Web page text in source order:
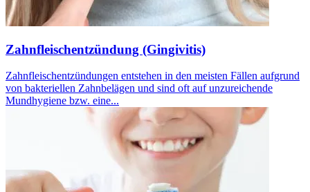
Zahnfleischentzündung (Gingivitis)
Zahnfleischentzündungen entstehen in den meisten Fällen aufgrund
von bakteriellen Zahnbelägen und sind oft auf unzureichende
Mundhygiene bzw. eine...